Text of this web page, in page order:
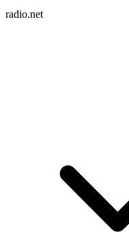
radio.net